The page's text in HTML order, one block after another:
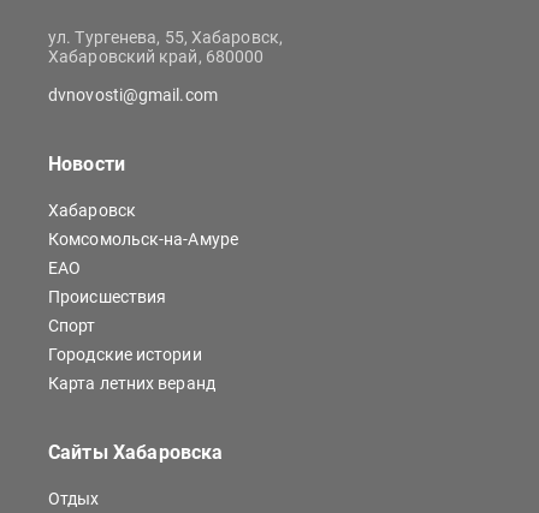
ул. Тургенева, 55, Хабаровск,
Хабаровский край, 680000
dvnovosti@gmail.com
Новости
Хабаровск
Комсомольск-на-Амуре
ЕАО
Происшествия
Спорт
Городские истории
Карта летних веранд
Сайты Хабаровска
Отдых